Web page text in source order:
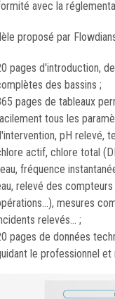
avec la
proposé par
pages d'introduction,
des bassins ;
pages de tableaux
tous les
pH relevé,
actif, chlore total
fréquence
relevé des
mesures
relevés... ;
pages de données
le professionnel